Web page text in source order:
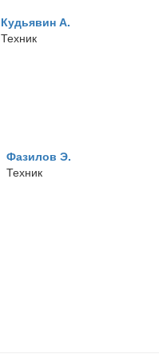
Кудьявин А.
Техник
Фазилов Э.
Техник